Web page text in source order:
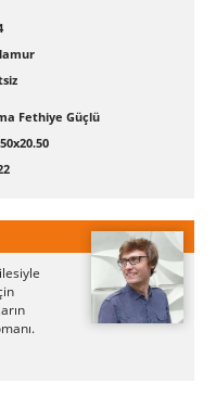
Fethiye Güçlü